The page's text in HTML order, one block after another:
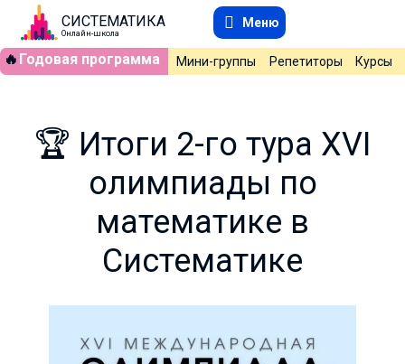
СИСТЕМАТИКА
Онлайн-школа
Меню
🔥 Годовая программа Мини-группы Репетиторы Курсы
🏆 Итоги 2-го тура XVI
олимпиады по
математике в
Систематике